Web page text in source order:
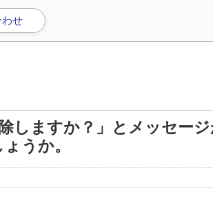
わせ
しますか？」とメッセー
うか。